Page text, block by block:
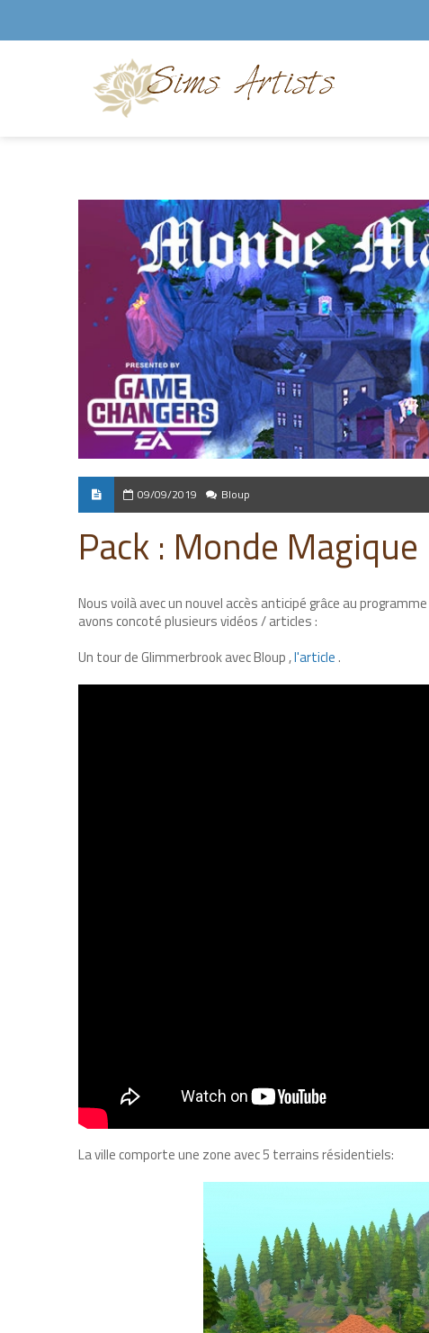
09/09/2019 Bloup
Pack : Monde Magique
Nous voilà avec un nouvel accès anticipé grâce au
avons concoté plusieurs vidéos / articles :
Un tour de Glimmerbrook avec Bloup ,l'article.
La ville comporte une zone avec 5 terrains résidentiels: